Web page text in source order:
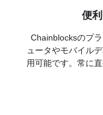
便
Chainblocksのプ
ュータやモバイル
用可能です。常に